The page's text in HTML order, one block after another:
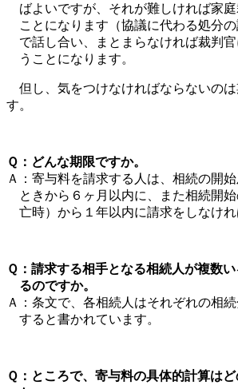
ばよいですが、それが難しければ家
ことになります（協議に代わる処分
で話し合い、まとまらなければ裁判
うことになります。
但し、気をつけなければならないの
す。
Ｑ：どんな期限ですか。
Ａ：寄与料を請求する人は、相続の開
ときから６ヶ月以内に、また相続開
亡時）から１年以内に請求をしなけれ
Ｑ：請求する相手となる相続人が複数
るのですか。
Ａ：条文で、各相続人はそれぞれの相
すると書かれています。
Ｑ：ところで、寄与料の具体的計算は